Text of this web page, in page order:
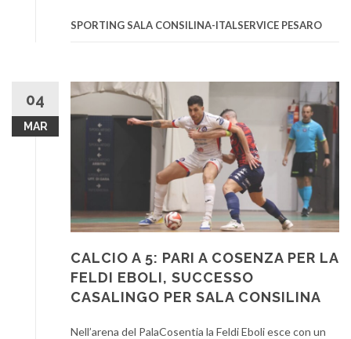
SPORTING SALA CONSILINA-ITALSERVICE PESARO
04
MAR
CALCIO A 5: PARI A COSENZA PER LA
FELDI EBOLI, SUCCESSO
CASALINGO PER SALA CONSILINA
Nell’arena del PalaCosentia la Feldi Eboli esce con un